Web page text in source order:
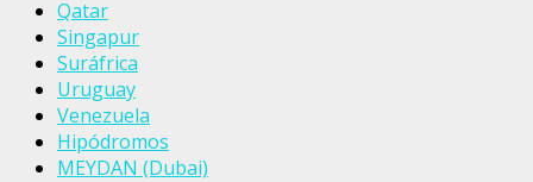
Qatar
Singapur
Suráfrica
Uruguay
Venezuela
Hipódromos
MEYDAN (Dubai)